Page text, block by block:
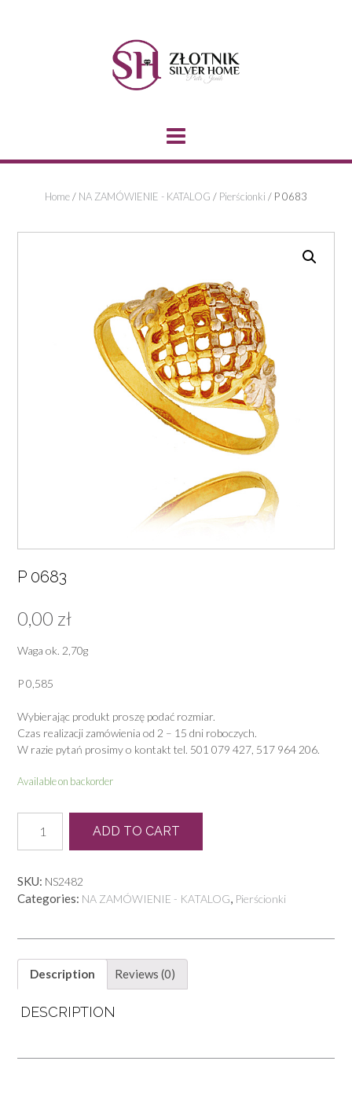
Home/ NA ZAMÓWIENIE - KATALOG / Pierścionki / P 0683
P 0683
0,00 zł
Waga ok. 2,70g
P 0,585
Wybierając produkt proszę podać rozmiar.
Czas realizacji zamówienia od 2 – 15 dni roboczych.
W razie pytań prosimy o kontakt tel. 501 079 427, 517 964 206.
Available on backorder
0683
quantity
ADD TO CART
SKU: NS2482
Categories: NA ZAMÓWIENIE - KATALOG, Pierścionki
Description Reviews (0)
DESCRIPTION